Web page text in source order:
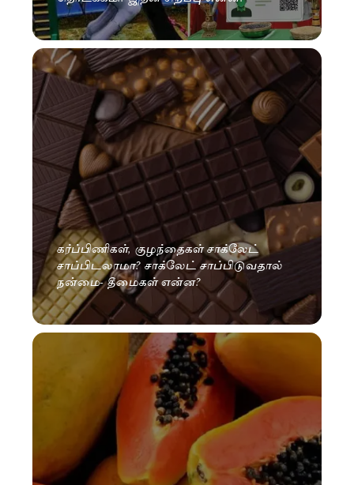
கர்ப்பிணிகள், குழந்தைகள் சாக்லேட்
சாப்பிடலாமா? சாக்லேட் சாப்பிடுவதால்
நன்மை- தீமைகள் என்ன?